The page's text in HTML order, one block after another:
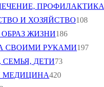
ПРОФИЛАКТИКА
И ХОЗЯЙСТВО108
ЖИЗНИ186
СВОИМИ РУКАМИ197
СЕМЬЯ, ДЕТИ73
МЕДИЦИНА420